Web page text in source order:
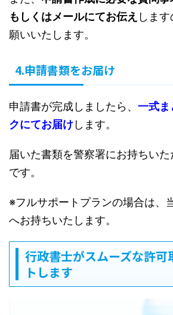
もしくはメールにてお伝え しま
願いいたします。
4.申請書類をお届け
申請書が完成しましたら、 一式ま
クにてお届けします。
届いた書類を警察署にお持ちい
です。
※フルサポートプランの場合は、
へお持ちいたします。
行政書士がスムーズな許可
トします